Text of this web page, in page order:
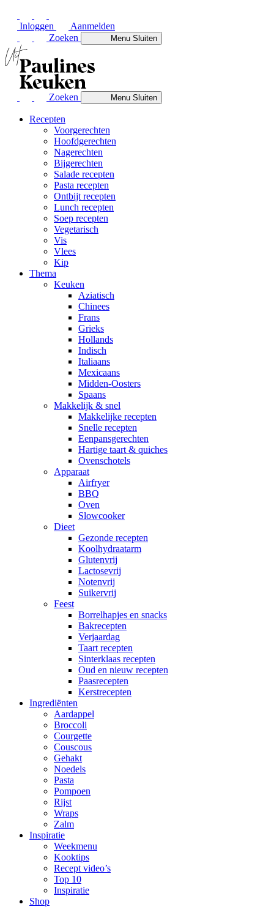
Inloggen
Aanmelden
Zoeken
MenuSluiten
Zoeken MenuSluiten
Recepten
Voorgerechten
Hoofdgerechten
Nagerechten
Bijgerechten
Salade recepten
Pasta recepten
Ontbijt recepten
Lunch recepten
Soep recepten
Vegetarisch
Vis
Vlees
Kip
Thema
Keuken
Aziatisch
Chinees
Frans
Grieks
Hollands
Indisch
Italiaans
Mexicaans
Midden-Oosters
Spaans
Makkelijk & snel
Makkelijke recepten
Snelle recepten
Eenpansgerechten
Hartige taart & quiches
Ovenschotels
Apparaat
Airfryer
BBQ
Oven
Slowcooker
Dieet
Gezonde recepten
Koolhydraatarm
Glutenvrij
Lactosevrij
Notenvrij
Suikervrij
Feest
Borrelhapjes en snacks
Bakrecepten
Verjaardag
Taart recepten
Sinterklaas recepten
Oud en nieuw recepten
Paasrecepten
Kerstrecepten
Ingrediënten
Aardappel
Broccoli
Courgette
Couscous
Gehakt
Noedels
Pasta
Pompoen
Rijst
Wraps
Zalm
Inspiratie
Weekmenu
Kooktips
Recept video’s
Top 10
Inspiratie
Shop